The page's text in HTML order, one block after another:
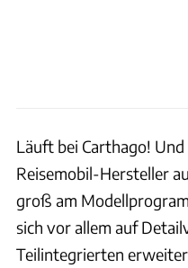
Läuft bei Carthago!
Reisemobil-Hersteller
groß am
sich vor allem auf
Teilintegrierten